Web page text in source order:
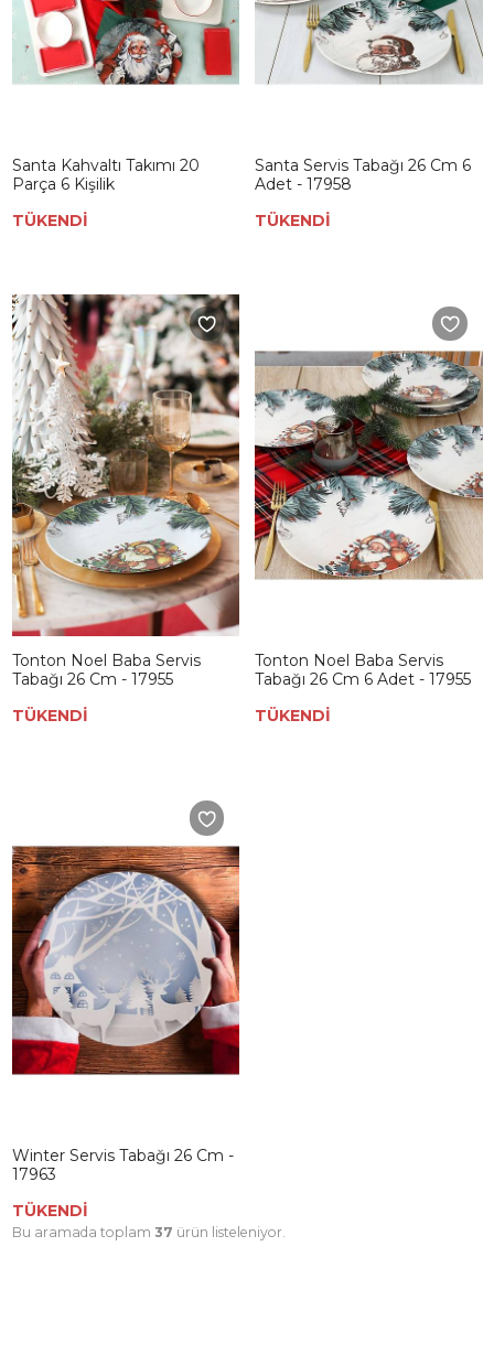
Santa Kahvaltı Takımı 20
Parça 6 Kişilik
TÜKENDİ
Santa Servis Tabağı 26 Cm 6
Adet - 17958
TÜKENDİ
Tonton Noel Baba Servis
Tabağı 26 Cm - 17955
TÜKENDİ
Tonton Noel Baba Servis
Tabağı 26 Cm 6 Adet - 17955
TÜKENDİ
Winter Servis Tabağı 26 Cm -
17963
TÜKENDİ
Bu aramada toplam 37 ürün listeleniyor.